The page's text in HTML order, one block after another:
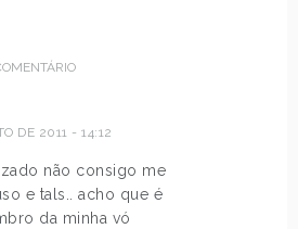
DE 2011 - 14:12
não consigo me
e tals.. acho que é
da minha vó